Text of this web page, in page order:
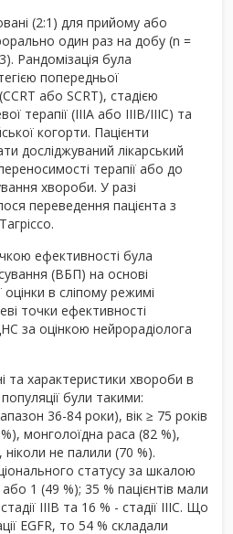
(2:1) для прийому або
один раз на добу (n =
Рандомізація була
попередньої
або SCRT), стадією
терапії (IIIA або IIIB/IIIC) та
когорти. Пацієнти
досліджуваний лікарський
терапії або до
хвороби. У разі
переведення пацієнта з
ефективності була
(ВБП) на основі
в сліпому режимі
точки ефективності
за оцінкою нейрорадіолога
та характеристики хвороби в
були такими:
36-84 роки), вік ≥ 75 років
монголоїдна раса (82 %),
не палили (70 %).
статусу за шкалою
1 (49 %); 35 % пацієнтів мали
IIIB та 16 % - стадії IIIC. Що
EGFR, то 54 % складали